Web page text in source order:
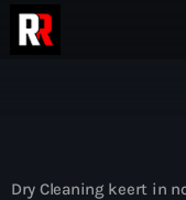
Dry Cleaning keert in